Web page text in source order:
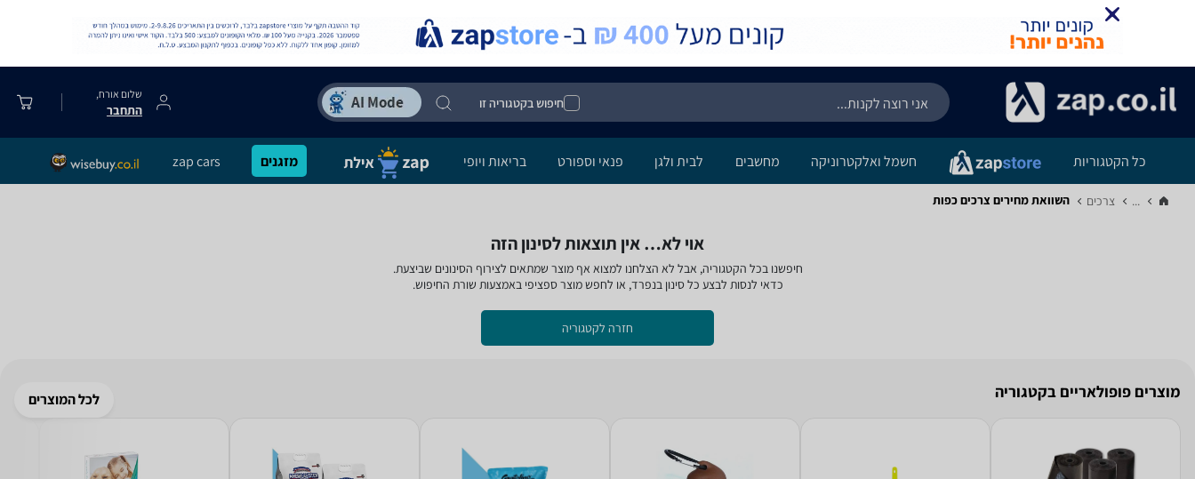
חיפוש בקטגוריה זו
שלום אורח,
התחבר
כל הקטגוריות חשמל ואלקטרוניקה מחשבים לבית ולגן פנאי וספורט בריאות ויופי מזגנים zap cars
... צרכים‏ השוואת מחירים צרכים ‏כפות
אוי לא… אין תוצאות לסינון הזה
חיפשנו בכל הקטגוריה, אבל לא הצלחנו למצוא אף מוצר שמתאים לצירוף הסינונים שביצעת.
כדאי לנסות לבצע כל סינון בנפרד, או לחפש מוצר ספציפי באמצעות שורת החיפוש.
חזרה לקטגוריה
מוצרים פופולאריים בקטגוריה לכל המוצרים